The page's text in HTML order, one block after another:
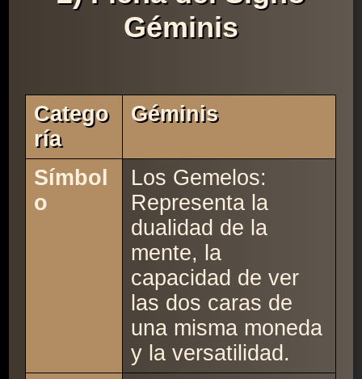
Géminis
Catego
Ría
Géminis
Símbol
o
Los Gemelos:
Representa la
dualidad de la
mente, la
capacidad de ver
las dos caras de
una misma moneda
y la versatilidad.